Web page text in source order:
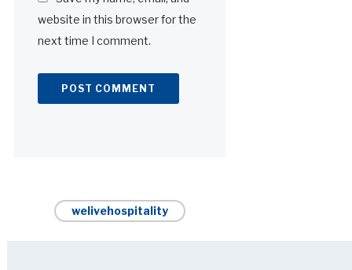
website in this browser for the
next time I comment.
welivehospitality